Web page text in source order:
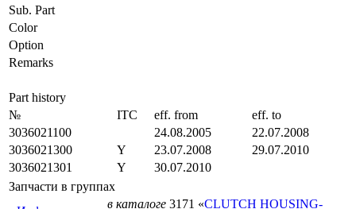
Sub. Part
Color
Option
Remarks
Part history
№
ITC eff. from
eff. to
3036021100
24.08.2005
22.07.2008
3036021300
Y 23.07.2008
29.07.2010
3036021301
Y
30.07.2010
Запчасти в группах
в каталоге 3171 «CLUTCH HOUSING-